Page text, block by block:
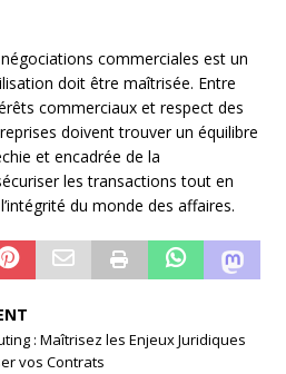
commerciales est un
doit être maîtrisée. Entre
commerciaux et respect des
doivent trouver un équilibre
et encadrée de la
les transactions tout en
du monde des affaires.
: Maîtrisez les Enjeux Juridiques
vos Contrats